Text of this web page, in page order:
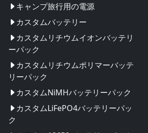
キャンプ旅行用の電源
カスタムバッテリー
カスタムリチウムイオンバッテリ
ーパック
カスタムリチウムポリマーバッテ
リーパック
カスタムNiMHバッテリーパック
カスタムLiFePO4バッテリーパッ
ク